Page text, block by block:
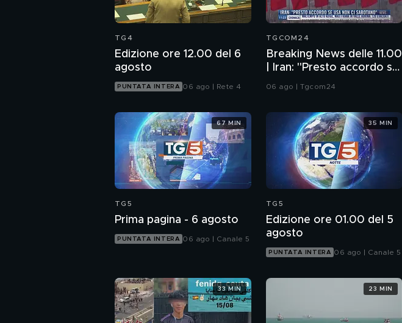
TG4
Edizione ore 12.00 del 6
agosto
PUNTATA INTERA 06 ago | Rete 4
TGCOM24
Breaking News delle 11.00
| Iran: "Presto accordo se
Usa non ci sabotano"
06 ago | Tgcom24
TG5
Prima pagina - 6 agosto
PUNTATA INTERA 06 ago | Canale 5
67 MIN
TG5
Edizione ore 01.00 del 5
agosto
PUNTATA INTERA 06 ago | Canale 5
35 MIN
33 MIN 23 MIN